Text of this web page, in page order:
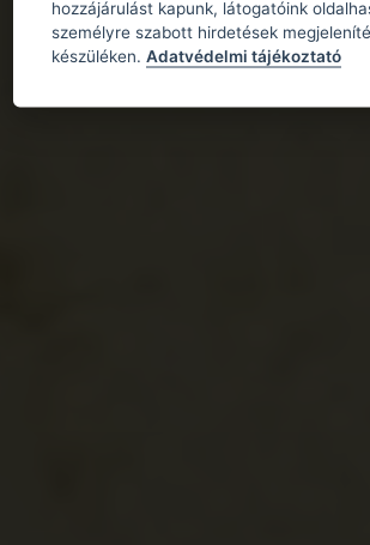
hozzájárulást kapunk, látogatóink
személyre szabott hirdetések
készüléken. Adatvédelmi tájékoztató